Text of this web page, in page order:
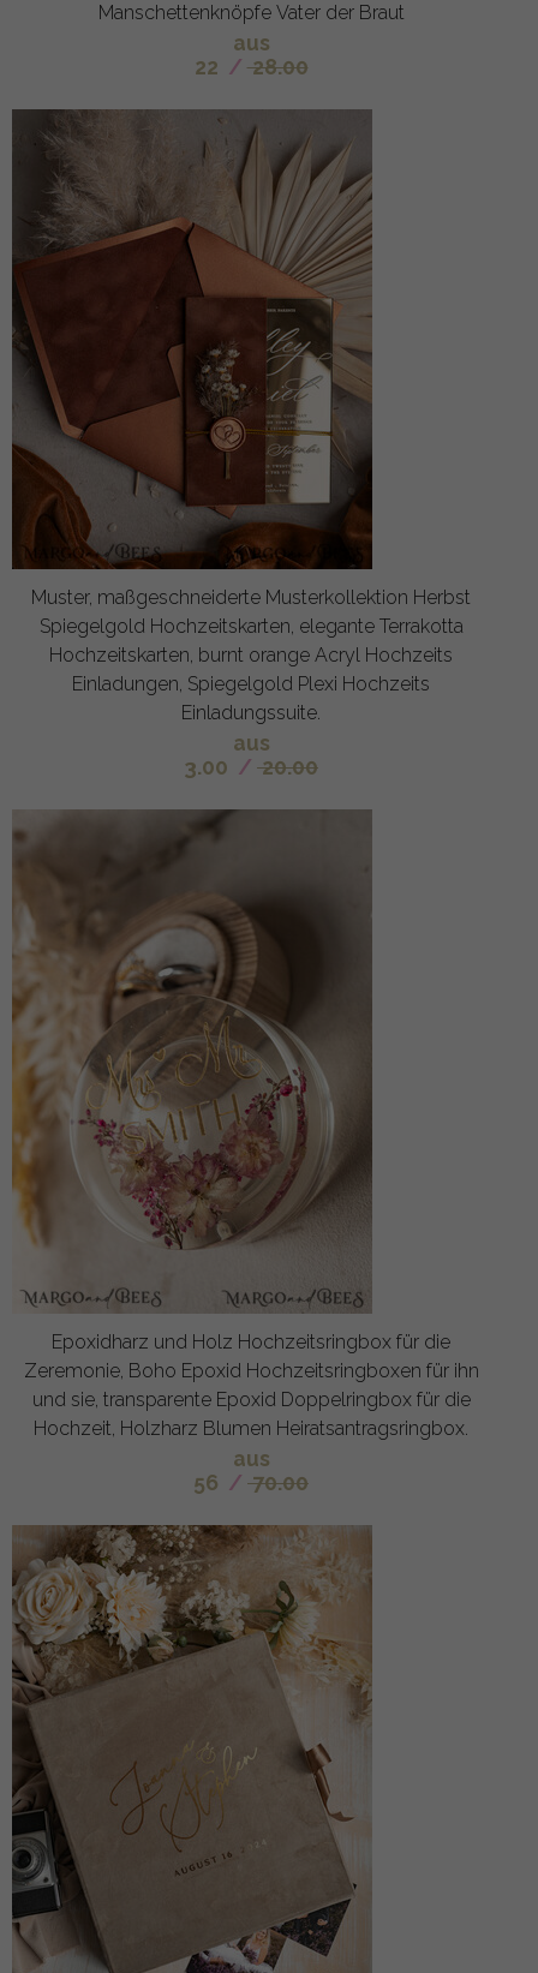
Manschettenknöpfe Vater der Braut
aus
22 / 28.00
Muster, maßgeschneiderte Musterkollektion Herbst
Spiegelgold Hochzeitskarten, elegante Terrakotta
Hochzeitskarten, burnt orange Acryl Hochzeits
Einladungen, Spiegelgold Plexi Hochzeits
Einladungssuite.
aus
3.00 / 20.00
Epoxidharz und Holz Hochzeitsringbox für die
Zeremonie, Boho Epoxid Hochzeitsringboxen für ihn
und sie, transparente Epoxid Doppelringbox für die
Hochzeit, Holzharz Blumen Heiratsantragsringbox.
aus
56 / 70.00